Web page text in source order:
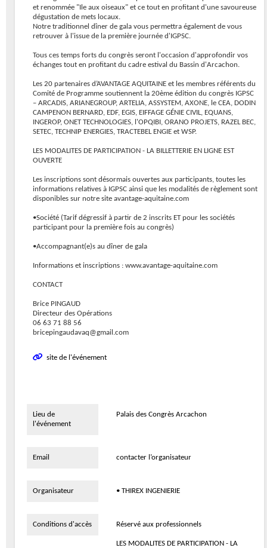
et renommée "Ile aux oiseaux" et ce tout en profitant d'une savoureuse
dégustation de mets locaux.
Notre traditionnel dîner de gala vous permettra également de vous
retrouver à l'issue de la première journée d'IGPSC.
Tous ces temps forts du congrès seront l'occasion d'approfondir vos
échanges tout en profitant du cadre estival du Bassin d'Arcachon.
Les 20 partenaires d’AVANTAGE AQUITAINE et les membres référents du
Comité de Programme soutiennent la 20ème édition du congrès IGPSC
– ARCADIS, ARIANEGROUP, ARTELIA, ASSYSTEM, AXONE, le CEA, DODIN
CAMPENON BERNARD, EDF, EGIS, EIFFAGE GÉNIE CIVIL, EQUANS,
INGEROP, ONET TECHNOLOGIES, l'OPQIBI, ORANO PROJETS, RAZEL BEC,
SETEC, TECHNIP ENERGIES, TRACTEBEL ENGIE et WSP.
LES MODALITES DE PARTICIPATION - LA BILLETTERIE EN LIGNE EST
OUVERTE
Les inscriptions sont désormais ouvertes aux participants, toutes les
informations relatives à IGPSC ainsi que les modalités de règlement sont
disponibles sur notre site avantage-aquitaine.com
•Société (Tarif dégressif à partir de 2 inscrits ET pour les sociétés
participant pour la première fois au congrès)
•Accompagnant(e)s au dîner de gala
Informations et inscriptions : www.avantage-aquitaine.com
CONTACT
Brice PINGAUD
Directeur des Opérations
06 63 71 88 56
bricepingaudavaq@gmail.com
site de l'événement
Lieu de
l'événement
Palais des Congrès Arcachon
Email contacter l’organisateur
Organisateur • THIREX INGENIERIE
Conditions d'accès Réservé aux professionnels
LES MODALITES DE PARTICIPATION - LA